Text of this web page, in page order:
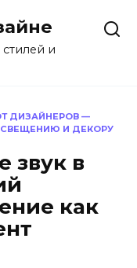
стилей и
ДИЗАЙНЕРОВ —
И ДЕКОРУ
звук в
как